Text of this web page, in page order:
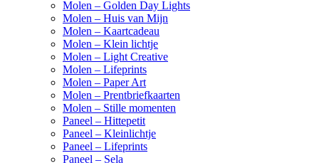
Molen – Golden Day Lights
Molen – Huis van Mijn
Molen – Kaartcadeau
Molen – Klein lichtje
Molen – Light Creative
Molen – Lifeprints
Molen – Paper Art
Molen – Prentbriefkaarten
Molen – Stille momenten
Paneel – Hittepetit
Paneel – Kleinlichtje
Paneel – Lifeprints
Paneel – Sela